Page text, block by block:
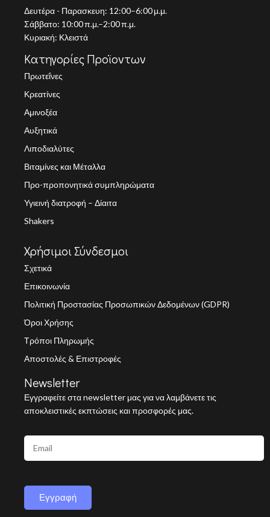
Δευτέρα - Παρασκευη: 12:00–6:00 μ.μ.
Σάββατο: 10:00 π.μ.–2:00 π.μ.
Κυριακή: Κλειστά
Κατηγορίες Προϊοντων
Πρωτεΐνες
Κρεατίνες
Αμινοξέα
Αυξητικά
Λιποδιαλύτες
Βιταμίνες και Μέταλλα
Προ-προπονητικά συμπληρώματα
Υγιεινή διατροφή – Δίαιτα
Shakers
Χρήσιμοι Σύνδεσμοι
Σχετικά
Επικοινωνία
Πολιτική Προστασίας Προσωπικών Δεδομένων (GDPR)
Όροι Χρήσης
Τρόποι Πληρωμής
Αποστολές & Επιστροφές
Newsletter
Εγγραφείτε στα newsletter μας για να λαμβάνετε τις
αποκλειστικές εκπτώσεις και προσφορές μας.
Εγγραφή